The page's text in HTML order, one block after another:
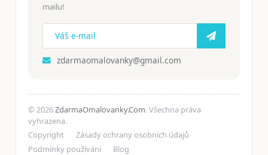
mailu!
zdarmaomalovanky@gmail.com
© 2026ZdarmaOmalovanky.Com. Všechna práva
vyhrazena.
Copyright
Zásady ochrany osobních údajů
Podmínky používání
Blog